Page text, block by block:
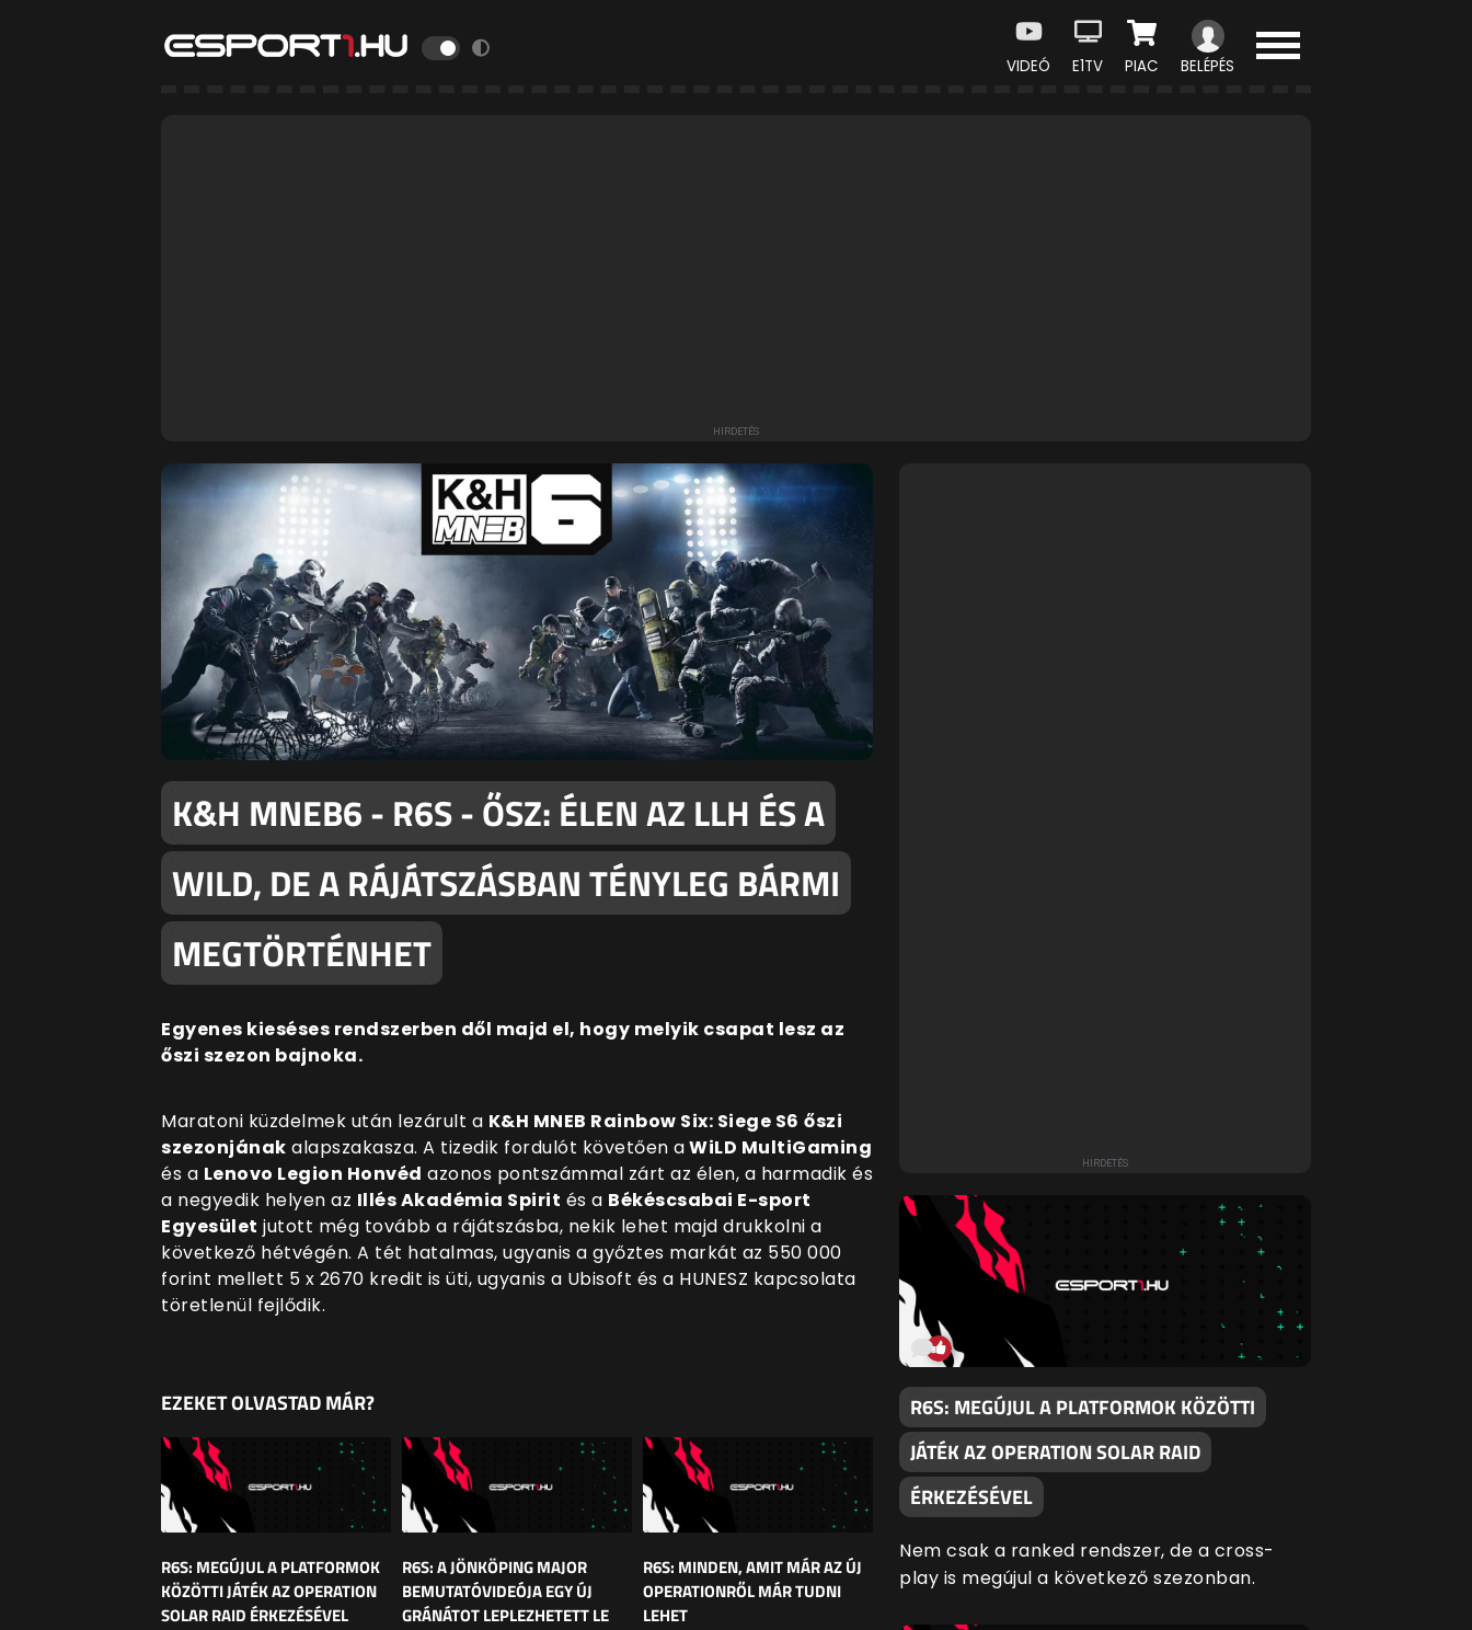
VIDEÓ E1TV PIAC BELÉPÉS
K&H MNEB6 - R6S - ŐSZ: ÉLEN AZ LLH ÉS A
WILD, DE A RÁJÁTSZÁSBAN TÉNYLEG BÁRMI
MEGTÖRTÉNHET
Egyenes kieséses rendszerben dől majd el, hogy melyik csapat lesz az
őszi szezon bajnoka.
Maratoni küzdelmek után lezárult a K&H MNEB Rainbow Six: Siege S6 őszi
szezonjának alapszakasza. A tizedik fordulót követően aWiLD MultiGaming
és a Lenovo Legion Honvéd azonos pontszámmal zárt az élen, a harmadik és
a negyedik helyen az Illés Akadémia Spirit és a Békéscsabai E-sport
Egyesület jutott még tovább a rájátszásba, nekik lehet majd drukkolni a
következő hétvégén. A tét hatalmas, ugyanis a győztes markát az 550 000
forint mellett 5 x 2670 kredit is üti, ugyanis a Ubisoft és a HUNESZ kapcsolata
töretlenül fejlődik.
EZEKET OLVASTAD MÁR?
R6S: MEGÚJUL A PLATFORMOK
KÖZÖTTI JÁTÉK AZ OPERATION
SOLAR RAID ÉRKEZÉSÉVEL
R6S: A JÖNKÖPING MAJOR
BEMUTATÓVIDEÓJA EGY ÚJ
GRÁNÁTOT LEPLEZHETETT LE
R6S: MINDEN, AMIT MÁR AZ ÚJ
OPERATIONRŐL MÁR TUDNI
LEHET
R6S: MEGÚJUL A PLATFORMOK KÖZÖTTI
JÁTÉK AZ OPERATION SOLAR RAID
ÉRKEZÉSÉVEL
Nem csak a ranked rendszer, de a cross-
play is megújul a következő szezonban.